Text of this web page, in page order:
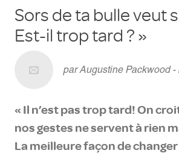
Sors de ta bulle veut
Est-il trop tard ? »
par Augustine Packwood -
« Il n’est pas trop tard! On
nos gestes ne servent à rien
La meilleure façon de